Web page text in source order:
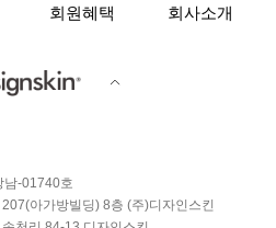
회원혜택 회사소개
남-01740호
아가방빌딩) 8층 (주)디자인스킨